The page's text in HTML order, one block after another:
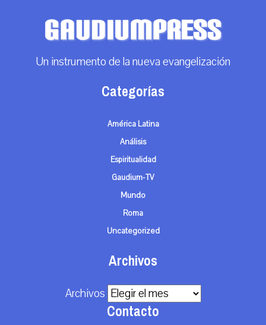
Un instrumento de la nueva evangelización
Categorías
América Latina
Análisis
Espiritualidad
Gaudium-TV
Mundo
Roma
Uncategorized
Archivos
Archivos
Contacto